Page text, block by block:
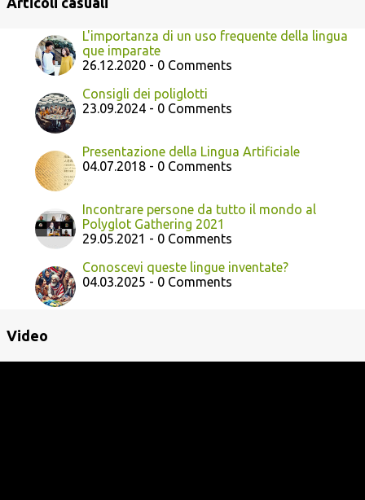
L'importanza di un uso frequente della lingua
que imparate
26.12.2020 - 0 Comments
Consigli dei poliglotti
23.09.2024 - 0 Comments
Presentazione della Lingua Artificiale
04.07.2018 - 0 Comments
Incontrare persone da tutto il mondo al
Polyglot Gathering 2021
29.05.2021 - 0 Comments
Conoscevi queste lingue inventate?
04.03.2025 - 0 Comments
Video